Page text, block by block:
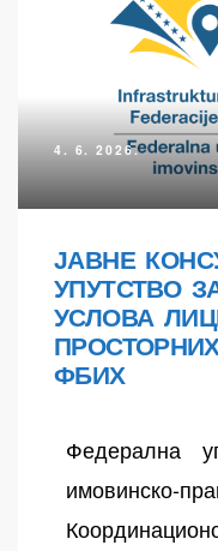
4. 6. 2026.
ЈАВНЕ
УПУТСТВО
УСЛОВА
ФБИХ
Федерална